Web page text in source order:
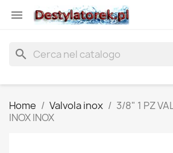

search
Home Valvola inox
3/8" 1 PZ
INOX INOX